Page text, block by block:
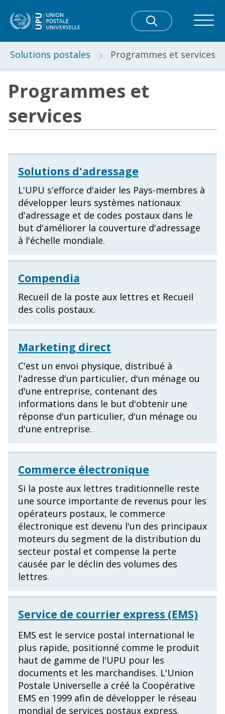
Solutions postales Programmes et services
Programmes et
services
Solutions d'adressage
L'UPU s'efforce d'aider les Pays-membres à
développer leurs systèmes nationaux
d'adressage et de codes postaux dans le
but d'améliorer la couverture d'adressage
à l'échelle mondiale.
Compendia
Recueil de la poste aux lettres et Recueil
des colis postaux.
Marketing direct
C'est un envoi physique, distribué à
l'adresse d'un particulier, d'un ménage ou
d'une entreprise, contenant des
informations dans le but d'obtenir une
réponse d'un particulier, d'un ménage ou
d'une entreprise.
Commerce électronique
Si la poste aux lettres traditionnelle reste
une source importante de revenus pour les
opérateurs postaux, le commerce
électronique est devenu l'un des principaux
moteurs du segment de la distribution du
secteur postal et compense la perte
causée par le déclin des volumes des
lettres.
Service de courrier express (EMS)
EMS est le service postal international le
plus rapide, positionné comme le produit
haut de gamme de l'UPU pour les
documents et les marchandises. L'Union
Postale Universelle a créé la Coopérative
EMS en 1999 afin de développer le réseau
mondial de services postaux express.